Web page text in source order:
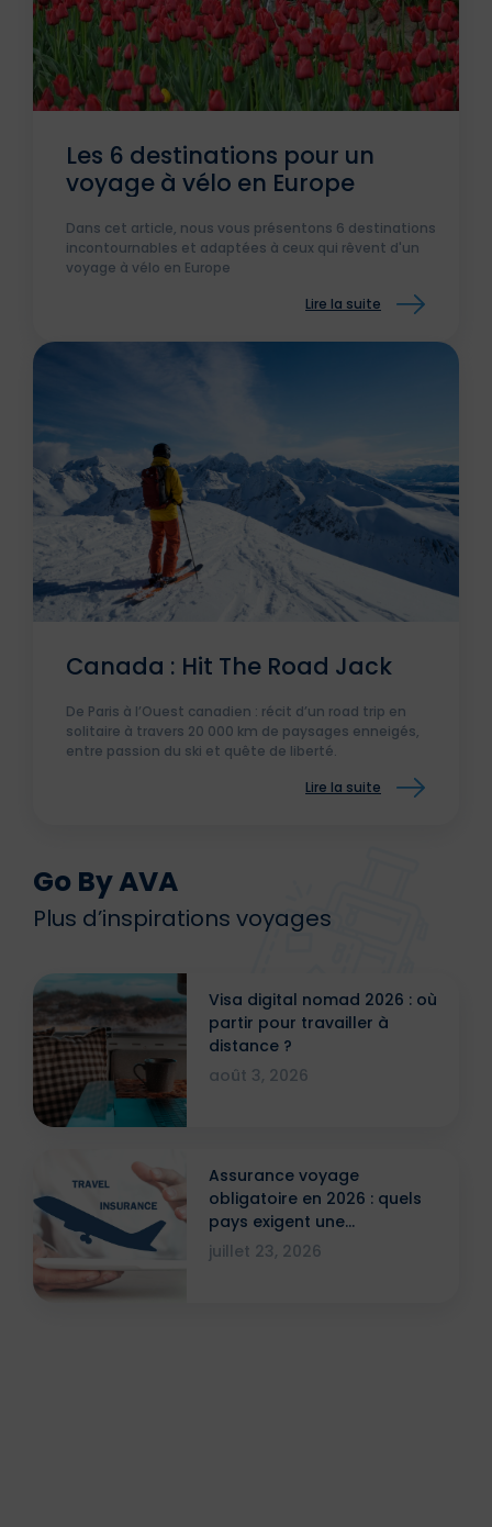
Les 6 destinations pour un
voyage à vélo en Europe
Dans cet article, nous vous présentons 6 destinations
incontournables et adaptées à ceux qui rêvent d'un
voyage à vélo en Europe
Lire la suite
Canada : Hit The Road Jack
De Paris à l’Ouest canadien : récit d’un road trip en
solitaire à travers 20 000 km de paysages enneigés,
entre passion du ski et quête de liberté.
Lire la suite
Go By AVA
Plus d’inspirations voyages
Visa digital nomad 2026 : où
partir pour travailler à
distance ?
août 3, 2026
Assurance voyage
obligatoire en 2026 : quels
pays exigent une
attestation ?
juillet 23, 2026